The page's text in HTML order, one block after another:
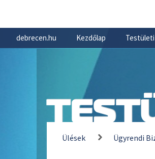
debrecen.hu Kezdőlap
Ülések Ügyrendi